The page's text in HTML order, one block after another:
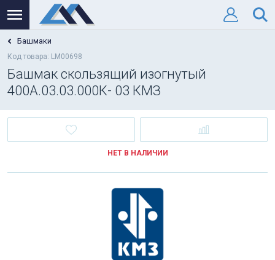
Башмаки
Код товара: LM00698
Башмак скользящий изогнутый
400А.03.03.000К- 03 КМЗ
НЕТ В НАЛИЧИИ